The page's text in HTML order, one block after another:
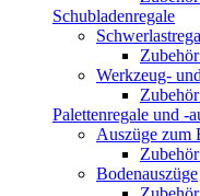
Schubladenregale
Werkzeug-
Palettenregale und -
Auszüge zum
Bodenauszüge